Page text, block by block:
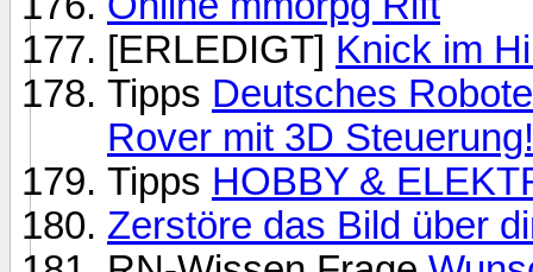
[ERLEDIGT] Knick im
Tipps Deutsches
Rover mit 3D Steuerung!
Tipps HOBBY &
Zerstöre das Bild über